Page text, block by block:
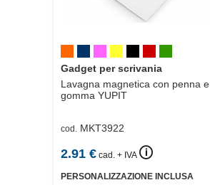
Gadget per scrivania
Lavagna magnetica con penna e
gomma YUPIT
cod. MKT3922
2.91 € cad. + IVA 🛈
PERSONALIZZAZIONE INCLUSA